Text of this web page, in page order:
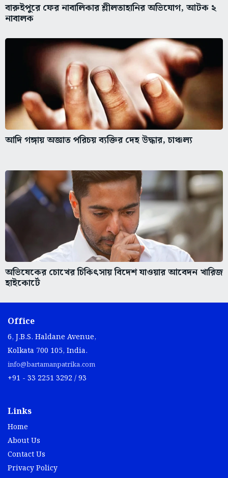
বারুইপুরে ফের নাবালিকার শ্লীলতাহানির অভিযোগ, আটক ২
নাবালক
আদি গঙ্গায় অজ্ঞাত পরিচয় ব্যক্তির দেহ উদ্ধার, চাঞ্চল্য
অভিষেকের চোখের চিকিৎসায় বিদেশ যাওয়ার আবেদন খারিজ
হাইকোর্টে
Office
6, J.B.S. Haldane Avenue,
Kolkata 700 105, India.
info@bartamanpatrika.com
+91 - 33 2251 3292 / 93
Links
Home
About Us
Contact Us
Privacy Policy